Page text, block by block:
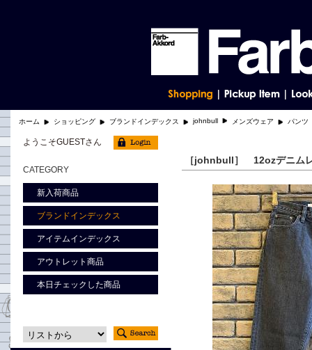
ホーム ショッピング ブランドインデックス johnbull メンズウェア パンツ
［johnbull］ 12ozデニム
ようこそGUESTさん
CATEGORY
新入荷商品
ブランドインデックス
アイテムインデックス
アウトレット商品
本日チェックした商品